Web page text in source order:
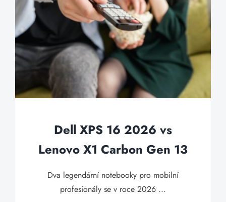
Dell XPS 16 2026 vs
Lenovo X1 Carbon Gen 13
Dva legendární notebooky pro mobilní
profesionály se v roce 2026 ...